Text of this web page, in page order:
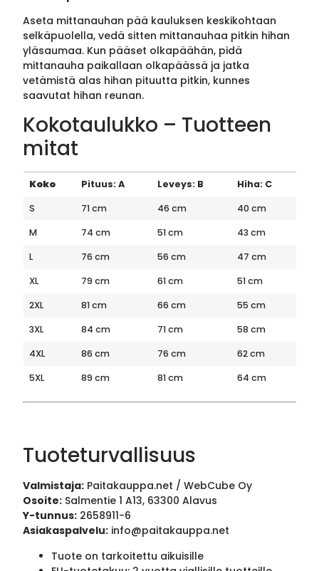
Aseta mittanauhan pää kauluksen keskikohtaan
selkäpuolella, vedä sitten mittanauhaa pitkin hihan
yläsaumaa. Kun pääset olkapäähän, pidä
mittanauha paikallaan olkapäässä ja jatka
vetämistä alas hihan pituutta pitkin, kunnes
saavutat hihan reunan.
Kokotaulukko – Tuotteen
mitat
Koko Pituus: A Leveys: B
Hiha: C
S
71 cm 46 cm
40 cm
M
74 cm 51 cm
43 cm
L
76 cm 56 cm
47 cm
XL
79 cm 61 cm
51 cm
2XL
81 cm 66 cm
55 cm
3XL
84 cm 71 cm
58 cm
4XL
86 cm 76 cm
62 cm
5XL
89 cm 81 cm 64 cm
Tuoteturvallisuus
Valmistaja: Paitakauppa.net / WebCube Oy
Osoite: Salmentie 1 A13, 63300 Alavus
Y-tunnus: 2658911-6
Asiakaspalvelu: info@paitakauppa.net
Tuote on tarkoitettu aikuisille